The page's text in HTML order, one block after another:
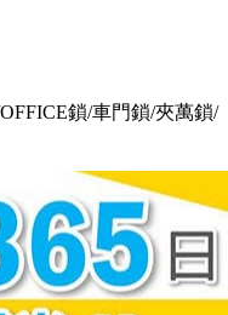
鎖/車門鎖/夾萬鎖/